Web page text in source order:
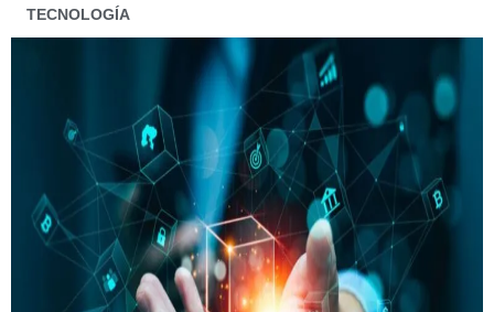
TECNOLOGÍA